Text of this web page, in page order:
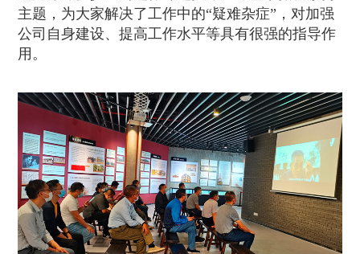
主题， 为大家解决了工作中的“疑难杂症” ，对加强
公司自身建设、提高工作水平等具有很强的指导作
用。